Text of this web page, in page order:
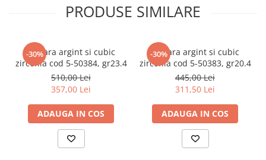
PRODUSE SIMILARE
-30%
Bratara argint si cubic
zirconia cod 5-50384, gr23.4
510,00 Lei
357,00 Lei
ADAUGA IN COS
-30%
Bratara argint si cubic
zirconia cod 5-50383, gr20.4
445,00 Lei
311,50 Lei
ADAUGA IN COS